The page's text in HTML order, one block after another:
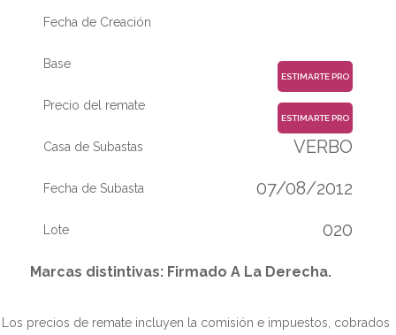
Fecha de Creación
Base
ESTIMARTE PRO
Precio del remate
ESTIMARTE PRO
Casa de Subastas VERBO
Fecha de Subasta 07/08/2012
Lote 020
Marcas distintivas: Firmado A La Derecha.
Los precios de remate incluyen la comisión e impuestos, cobrados